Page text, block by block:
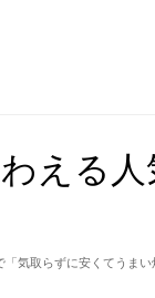
える人
気取らずに安くてうまい